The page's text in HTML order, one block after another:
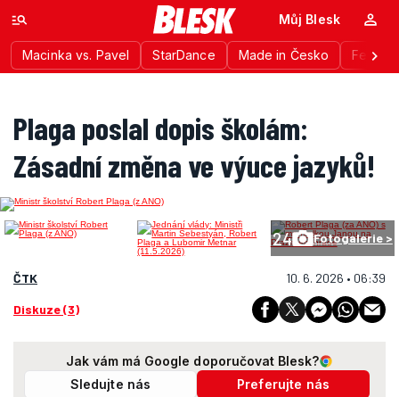
Macinka vs. Pavel StarDance Made in Česko
Můj Blesk
Plaga poslal dopis školám:
Zásadní změna ve výuce jazyků!
24 Fotogalerie >
ČTK 10. 6. 2026 • 06:39
Diskuze (3)
Jak vám má Google doporučovat Blesk?
Sledujte nás
Preferujte nás